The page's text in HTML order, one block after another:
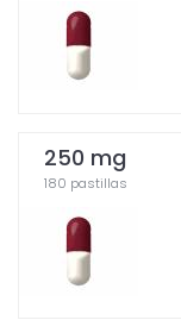
250 mg
180 pastillas